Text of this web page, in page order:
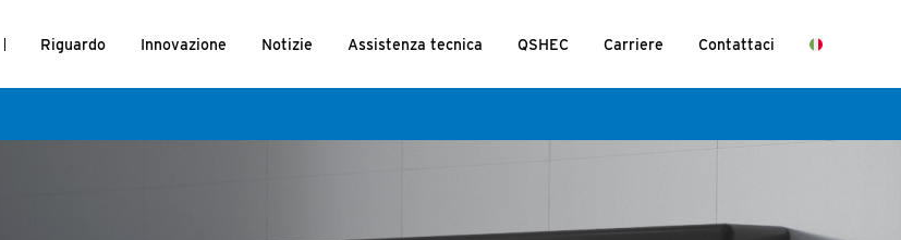
Riguardo Innovazione Notizie Assistenza tecnica QSHEC Carriere Contattaci